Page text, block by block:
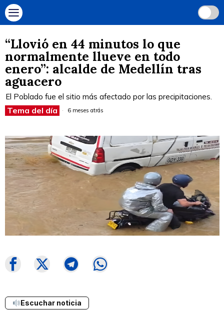
“Llovió en 44 minutos lo que
normalmente llueve en todo
enero”: alcalde de Medellín tras
aguacero
El Poblado fue el sitio más afectado por las precipitaciones.
Tema del día 6 meses atrás
Escuchar noticia